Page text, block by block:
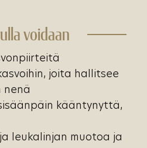
voidaan
joita hallitsee
nenä
kääntynyttä,
leukalinjan muotoa ja